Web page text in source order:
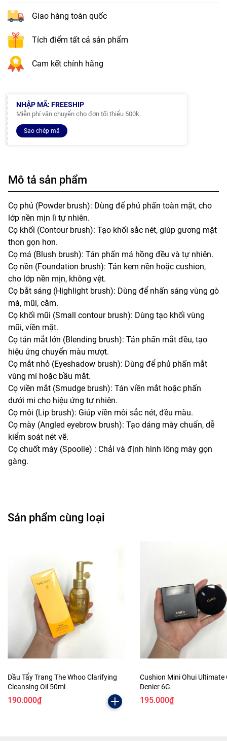
Giao hàng toàn quốc
Tích điểm tất cả sản phẩm
Cam kết chính hãng
NHẬP MÃ: FREESHIP
Miễn phí vận chuyển cho đơn tối thiểu 500k.
Sao chép mã
Mô tả sản phẩm
Cọ phủ (Powder brush): Dùng để phủ phấn toàn mặt, cho
lớp nền mịn lì tự nhiên.
Cọ khối (Contour brush): Tạo khối sắc nét, giúp gương mặt
thon gọn hơn.
Cọ má (Blush brush): Tán phấn má hồng đều và tự nhiên.
Cọ nền (Foundation brush): Tán kem nền hoặc cushion,
cho lớp nền mịn, không vệt.
Cọ bắt sáng (Highlight brush): Dùng để nhấn sáng vùng gò
má, mũi, cằm.
Cọ khối mũi (Small contour brush): Dùng tạo khối vùng
mũi, viền mặt.
Cọ tán mắt lớn (Blending brush): Tán phấn mắt đều, tạo
hiệu ứng chuyển màu mượt.
Cọ mắt nhỏ (Eyeshadow brush): Dùng để phủ phấn mắt
vùng mí hoặc bầu mắt.
Cọ viền mắt (Smudge brush): Tán viền mắt hoặc phấn
dưới mi cho hiệu ứng tự nhiên.
Cọ môi (Lip brush): Giúp viền môi sắc nét, đều màu.
Cọ mày (Angled eyebrow brush): Tạo dáng mày chuẩn, dễ
kiểm soát nét vẽ.
Cọ chuốt mày (Spoolie) : Chải và định hình lông mày gọn
gàng.
Sản phẩm cùng loại
Dầu Tẩy Trang The Whoo Clarifying
Cleansing Oil 50ml
190.000₫
Cushion Mini Ohui Ultimate
Denier 6G
195.000₫